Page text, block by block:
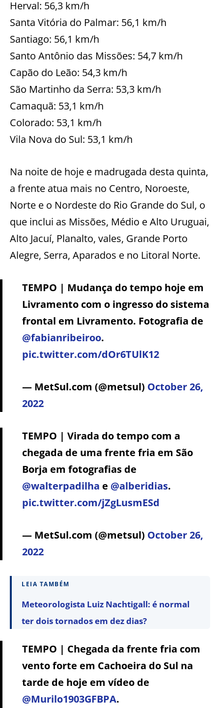
Herval: 56,3 km/h
Santa Vitória do Palmar: 56,1 km/h
Santiago: 56,1 km/h
Santo Antônio das Missões: 54,7 km/h
Capão do Leão: 54,3 km/h
São Martinho da Serra: 53,3 km/h
Camaquã: 53,1 km/h
Colorado: 53,1 km/h
Vila Nova do Sul: 53,1 km/h
Na noite de hoje e madrugada desta quinta,
a frente atua mais no Centro, Noroeste,
Norte e o Nordeste do Rio Grande do Sul, o
que inclui as Missões, Médio e Alto Uruguai,
Alto Jacuí, Planalto, vales, Grande Porto
Alegre, Serra, Aparados e no Litoral Norte.
TEMPO | Mudança do tempo hoje em
Livramento com o ingresso do sistema
frontal em Livramento. Fotografia de
@fabianribeiroo.
pic.twitter.com/dOr6TUlK12
— MetSul.com (@metsul) October 26,
2022
TEMPO | Virada do tempo com a
chegada de uma frente fria em São
Borja em fotografias de
@walterpadilha e @alberidias.
pic.twitter.com/jZgLusmESd
— MetSul.com (@metsul) October 26,
2022
LEIA TAMBÉM
Meteorologista Luiz Nachtigall: é normal
ter dois tornados em dez dias?
TEMPO | Chegada da frente fria com
vento forte em Cachoeira do Sul na
tarde de hoje em vídeo de
@Murilo1903GFBPA.